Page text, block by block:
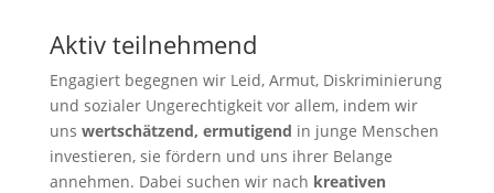
Aktiv teilnehmend
Engagiert begegnen wir Leid, Armut, Diskriminierung
und sozialer Ungerechtigkeit vor allem, indem wir
uns wertschätzend, ermutigend in junge Menschen
investieren, sie fördern und uns ihrer Belange
annehmen. Dabei suchen wir nach kreativen